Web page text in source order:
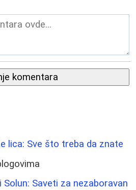
komentara
lica: Sve što treba da znate
Saveti za nezaboravan